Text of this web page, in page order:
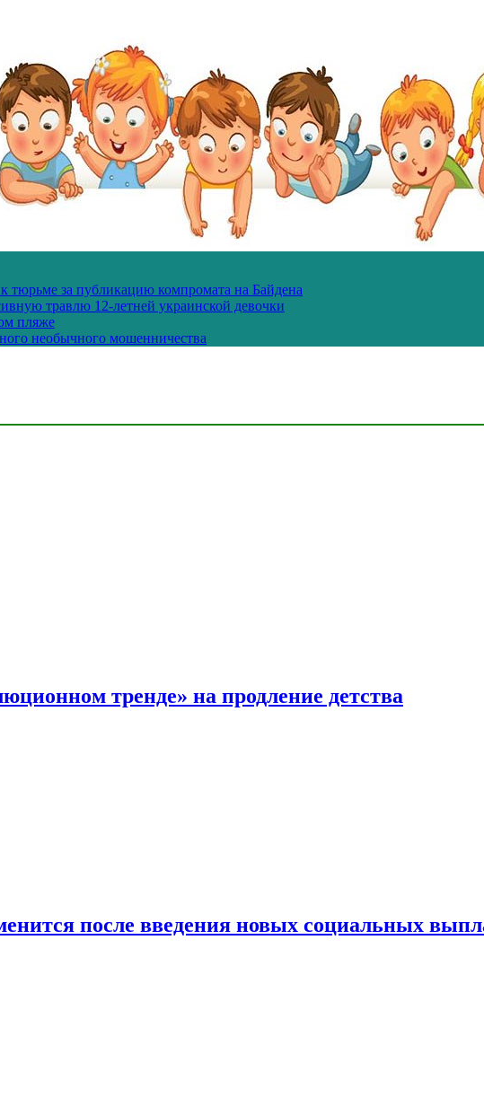
тюрьме за публикацию компромата на Байдена
травлю 12-летней украинской девочки
пляже
необычного мошенничества
тренде» на продление детства
после введения новых социальных